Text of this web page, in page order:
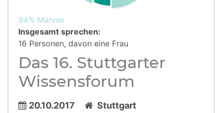
94% Männer
Insgesamt sprechen:
16 Personen, davon eine Frau
Das 16. Stuttgarter
Wissensforum
20.10.2017 Stuttgart